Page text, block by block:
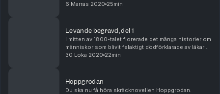
och därefter begravda levande. Du ska nu få höra vår
6 Marras 2020 25min
Levande begravd, del 1
I mitten av 1800-talet florerade det många historier om
människor som blivit felaktigt dödförklarade av läkare
och därefter begravda levande. Det tog
30 Loka 2020 22min
Hoppgrodan
Du ska nu få höra skräcknovellen Hoppgrodan.